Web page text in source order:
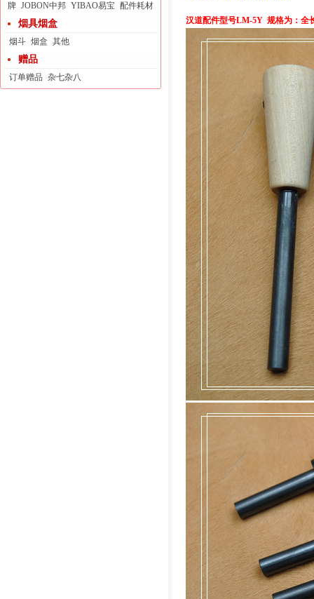
牌 JOBON中邦 YIBAO易宝 配件耗材
烟具烟盒
烟斗 烟盒 其他
赠品
订单赠品 杂七杂八
汉道配件型号LM-5Y 规格为：全